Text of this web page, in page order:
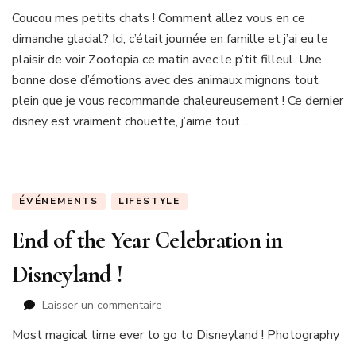
au
fil
des
:
L’hiver
Coucou mes petits chats ! Comment allez vous en ce
dimanche glacial? Ici, c’était journée en famille et j’ai eu le
plaisir de voir Zootopia ce matin avec le p’tit filleul. Une
bonne dose d’émotions avec des animaux mignons tout
plein que je vous recommande chaleureusement ! Ce dernier
disney est vraiment chouette, j’aime tout …
ÉVÉNEMENTS LIFESTYLE
End of the Year Celebration in
Disneyland !
Laisser un commentaire
of
Most magical time ever to go to Disneyland ! Photography